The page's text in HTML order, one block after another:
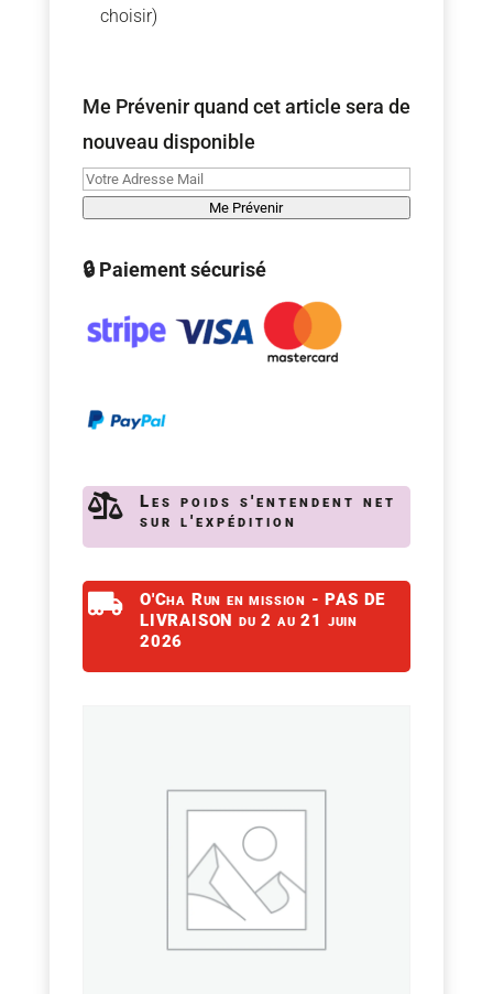
choisir)
Me Prévenir quand cet article sera de
nouveau disponible
Me Prévenir
🔒 Paiement sécurisé

Les poids s'entendent net
sur l'expédition

O'Cha Run en mission - PAS DE
LIVRAISON du 2 au 21 juin
2026